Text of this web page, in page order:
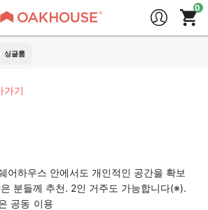
싱글룸
가기
어하우스 안에서도 개인적인 공간을 확보
분들께 추천. 2인 거주도 가능합니다(※).
공동 이용